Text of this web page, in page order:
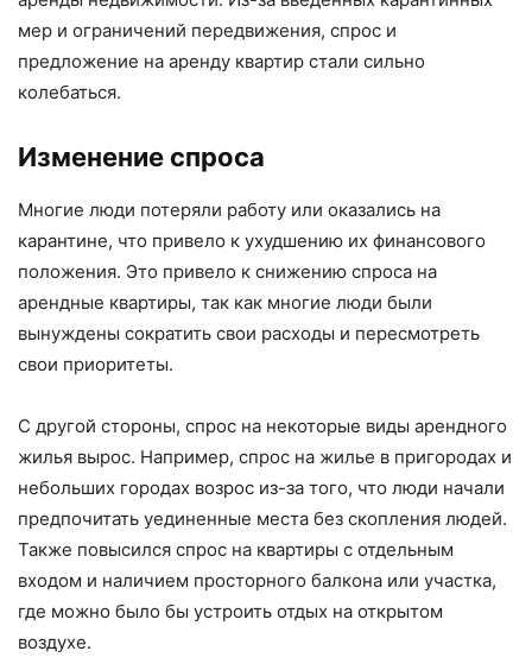
мер и ограничений передвижения, спрос и
предложение на аренду квартир стали сильно
колебаться.
Изменение спроса
Многие люди потеряли работу или оказались на
карантине, что привело к ухудшению их финансового
положения. Это привело к снижению спроса на
арендные квартиры, так как многие люди были
вынуждены сократить свои расходы и пересмотреть
свои приоритеты.
С другой стороны, спрос на некоторые виды арендного
жилья вырос. Например, спрос на жилье в пригородах и
небольших городах возрос из-за того, что люди начали
предпочитать уединенные места без скопления людей.
Также повысился спрос на квартиры с отдельным
входом и наличием просторного балкона или участка,
где можно было бы устроить отдых на открытом
воздухе.